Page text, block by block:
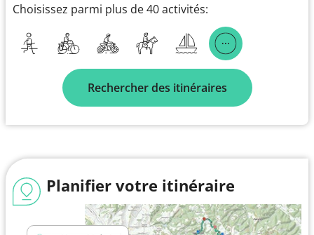
Choisissez parmi plus de 40 activités:
Rechercher des itinéraires
Planifier votre itinéraire